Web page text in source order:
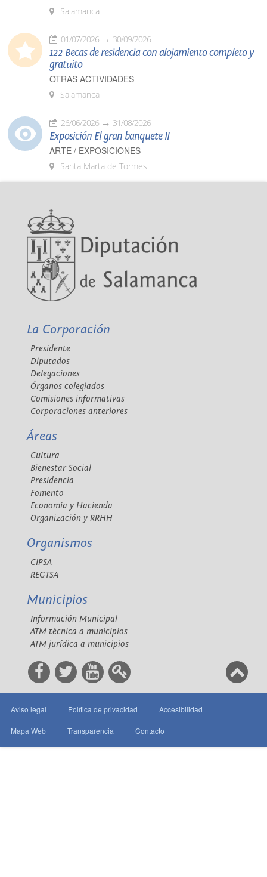
Salamanca
01/07/2026 30/09/2026
122 Becas de residencia con alojamiento completo y
gratuito
OTRAS ACTIVIDADES
Salamanca
26/06/2026 31/08/2026
Exposición El gran banquete II
ARTE / EXPOSICIONES
Santa Marta de Tormes
La Corporación
Presidente
Diputados
Delegaciones
Órganos colegiados
Comisiones informativas
Corporaciones anteriores
Áreas
Cultura
Bienestar Social
Presidencia
Fomento
Economía y Hacienda
Organización y RRHH
Organismos
CIPSA
REGTSA
Municipios
Información Municipal
ATM técnica a municipios
ATM jurídica a municipios
Aviso legal Política de privacidad Accesibilidad
Mapa Web Transparencia Contacto